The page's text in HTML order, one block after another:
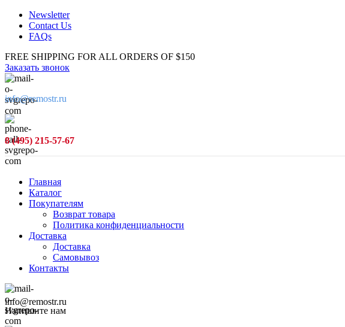
Newsletter
Contact Us
FAQs
FREE SHIPPING FOR ALL ORDERS OF $150
Заказать звонок
info@remostr.ru
8 (495) 215-57-67
Главная
Каталог
Покупателям
Возврат товара
Политика конфиденциальности
Доставка
Доставка
Самовывоз
Контакты
info@remostr.ru
Напишите нам